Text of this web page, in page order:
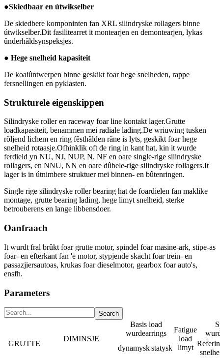
●Skiedbaar en útwikselber
De skiedbere komponinten fan XRL silindryske rollagers binne
útwikselber.Dit fasilitearret it montearjen en demontearjen, lykas
ûnderhâldsynspeksjes.
● Hege snelheid kapasiteit
De koaiûntwerpen binne geskikt foar hege snelheden, rappe
fersnellingen en pyklasten.
Strukturele eigenskippen
Silindryske roller en raceway foar line kontakt lager.Grutte
loadkapasiteit, benammen mei radiale lading.De wriuwing tusken
rôljend lichem en ring fêsthâlden râne is lyts, geskikt foar hege
snelheid rotaasje.Ofhinklik oft de ring in kant hat, kin it wurde
ferdield yn NU, NJ, NUP, N, NF en oare single-rige silindryske
rollagers, en NNU, NN en oare dûbele-rige silindryske rollagers.It
lager is in útnimbere struktuer mei binnen- en bûtenringen.
Single rige silindryske roller bearing hat de foardielen fan maklike
montage, grutte bearing lading, hege limyt snelheid, sterke
betrouberens en lange libbensdoer.
Oanfraach
It wurdt fral brûkt foar grutte motor, spindel foar masine-ark, stipe-as
foar- en efterkant fan 'e motor, stypjende skacht foar trein- en
passazjiersautoas, krukas foar dieselmotor, gearbox foar auto's,
ensfh.
Parameters
GRUTTE
DIMINSJE
Basis load
wurdearrings
Fatigue
load
limyt
dynamyskstatysk